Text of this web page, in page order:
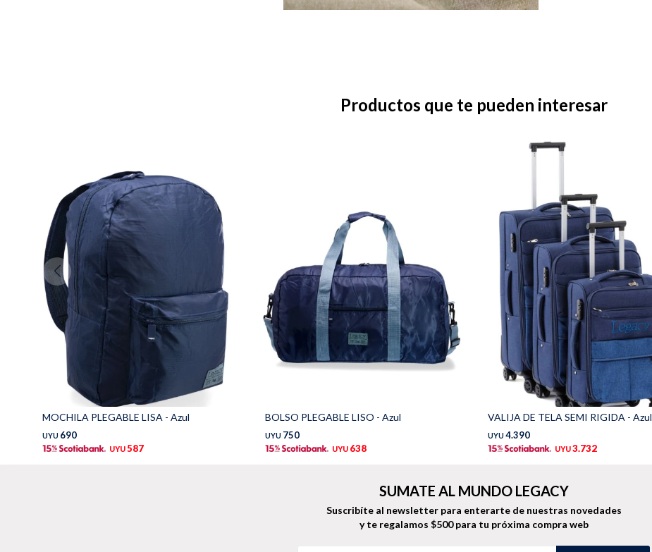
Productos que te pueden interesar
MOCHILA PLEGABLE LISA - Azul
UYU 690
UYU587
BOLSO PLEGABLE LISO - Azul
UYU 750
UYU 638
VALIJA DE TELA SEMI RIGIDA - Azul
UYU 4.390
UYU3.732
SUMATE AL MUNDO LEGACY
Suscribíte al newsletter para enterarte de nuestras novedades
y te regalamos $500 para tu próxima compra web